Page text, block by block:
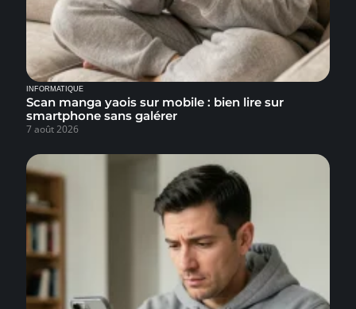
INFORMATIQUE
Scan manga yaois sur mobile : bien lire sur
smartphone sans galérer
7 août 2026